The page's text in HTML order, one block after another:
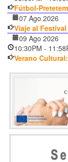
Fútbol-
07 Ago 2026
Viaje al
09 Ago 2026
10:30PM -
Verano